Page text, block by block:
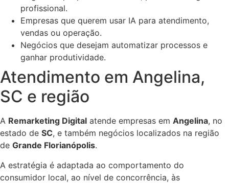
profissional.
Empresas que querem usar IA para atendimento,
vendas ou operação.
Negócios que desejam automatizar processos e
ganhar produtividade.
Atendimento em Angelina,
SC e região
A Remarketing Digital atende empresas em Angelina, no
estado de SC, e também negócios localizados na região
de Grande Florianópolis.
A estratégia é adaptada ao comportamento do
consumidor local, ao nível de concorrência, às